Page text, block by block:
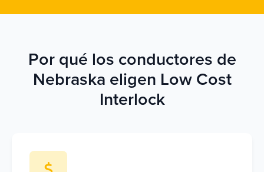
Por qué los conductores de
Nebraska eligen Low Cost
Interlock